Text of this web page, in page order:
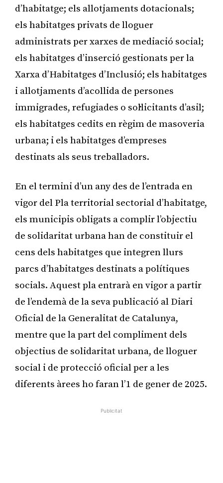
d’habitatge; els allotjaments dotacionals;
els habitatges privats de lloguer
administrats per xarxes de mediació social;
els habitatges d’inserció gestionats per la
Xarxa d’Habitatges d’Inclusió; els habitatges
i allotjaments d’acollida de persones
immigrades, refugiades o sol·licitants d’asil;
els habitatges cedits en règim de masoveria
urbana; i els habitatges d’empreses
destinats als seus treballadors.
En el termini d’un any des de l’entrada en
vigor del Pla territorial sectorial d’habitatge,
els municipis obligats a complir l’objectiu
de solidaritat urbana han de constituir el
cens dels habitatges que integren llurs
parcs d’habitatges destinats a polítiques
socials. Aquest pla entrarà en vigor a partir
de l’endemà de la seva publicació al Diari
Oficial de la Generalitat de Catalunya,
mentre que la part del compliment dels
objectius de solidaritat urbana, de lloguer
social i de protecció oficial per a les
diferents àrees ho faran l’1 de gener de 2025.
Publicitat